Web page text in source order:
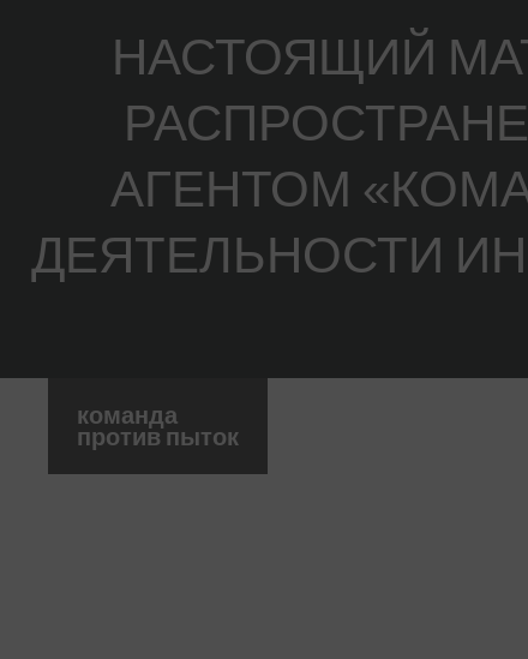
НАСТОЯЩИЙ
АГЕНТОМ
ДЕЯТЕЛЬНОСТИ
команда
против пыток